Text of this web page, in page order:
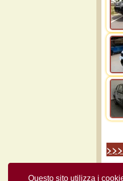
Questo sito utilizza i
>